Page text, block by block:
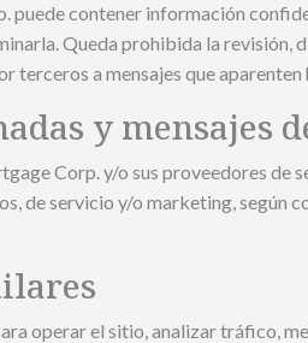
contener información
Queda prohibida la
a mensajes que
y mensajes
Corp. y/o sus proveedores
de servicio y/o marketing,
operar el sitio, analizar tráfico,